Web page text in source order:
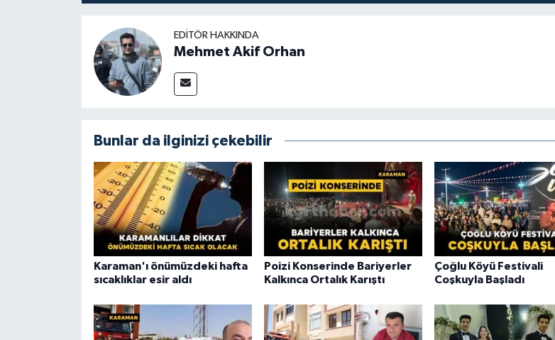
EDITÖR HAKKINDA
Mehmet Akif Orhan
Bunlar da ilginizi çekebilir
Karaman'ı önümüzdeki hafta
sıcaklıklar esir aldı
Poizi Konserinde Bariyerler
Kalkınca Ortalık Karıştı
Çoğlu Köyü Festivali
Coşkuyla Başladı